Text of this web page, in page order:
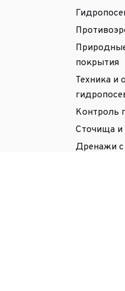
покрытия
Техника и
Контроль
Сточища и
Дренажи с